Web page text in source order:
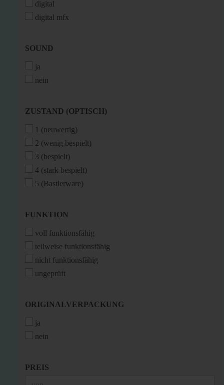
digital
digital mfx
SOUND
SOUND
ja
nein
ZUSTAND
ZUSTAND (OPTISCH)
1 (neuwertig)
2 (wenig bespielt)
3 (bespielt)
4 (stark bespielt)
5 (Bastlerware)
FUNKTION
FUNKTION
voll funktionsfähig
teilweise funktionsfähig
nicht funktionsfähig
ungeprüft
ORIGINALVERPACKUNG
ORIGINALVERPACKUNG
ja
nein
PREIS
PREIS